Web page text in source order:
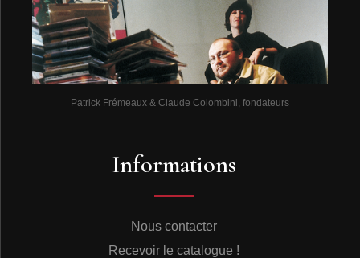
Patrick Frémeaux & Claude Colombini, fondateurs
Informations
Nous contacter
Recevoir le catalogue !